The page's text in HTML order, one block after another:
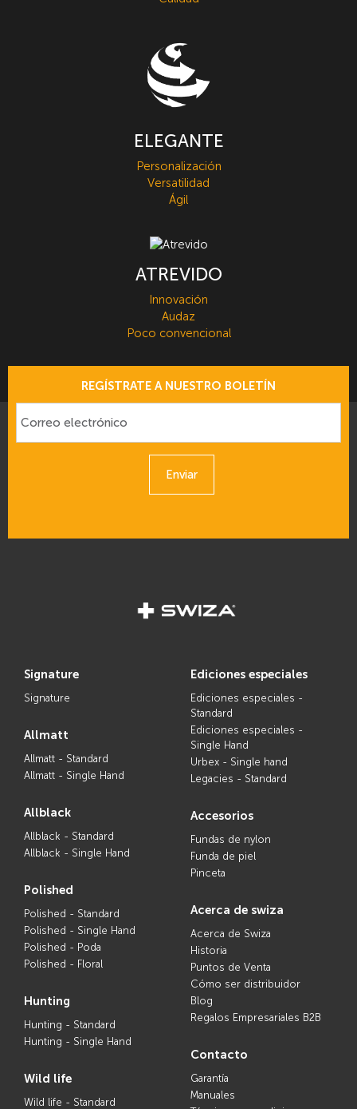
ELEGANTE
Personalización
Versatilidad
Ágil
ATREVIDO
Innovación
Audaz
Poco convencional
REGÍSTRATE A NUESTRO BOLETÍN
Enviar
signature
Signature
allmatt
Allmatt - Standard
Allmatt - Single Hand
allblack
Allblack - Standard
Allblack - Single Hand
polished
Polished - Standard
Polished - Single Hand
Polished - Poda
Polished - Floral
hunting
Hunting - Standard
Hunting - Single Hand
wild life
Wild life - Standard
ediciones especiales
Ediciones especiales -
Standard
Ediciones especiales -
Single Hand
Urbex - Single hand
Legacies - Standard
accesorios
Fundas de nylon
Funda de piel
Pinceta
acerca de swiza
Acerca de Swiza
Historia
Puntos de Venta
Cómo ser distribuidor
Blog
Regalos Empresariales B2B
contacto
Garantía
Manuales